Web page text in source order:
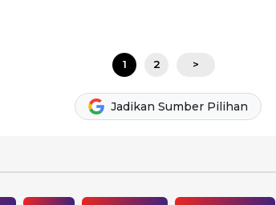
1 2 >
Jadikan Sumber Pilihan